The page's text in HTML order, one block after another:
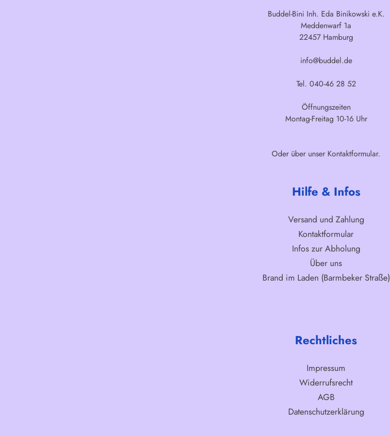
Buddel-Bini Inh. Eda Binikowski e.K.
Meddenwarf 1a
22457 Hamburg
info@buddel.de
Tel. 040-46 28 52
Öffnungszeiten
Montag-Freitag 10-16 Uhr
Oder über unser Kontaktformular.
Hilfe & Infos
Versand und Zahlung
Kontaktformular
Infos zur Abholung
Über uns
Brand im Laden (Barmbeker Straße)
Rechtliches
Impressum
Widerrufsrecht
AGB
Datenschutzerklärung